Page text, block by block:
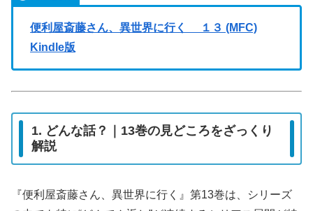
便利屋斎藤さん、異世界に行く １３ (MFC)
Kindle版
1. どんな話？｜13巻の見どころをざっくり
解説
『便利屋斎藤さん、異世界に行く』第13巻は、シリーズ